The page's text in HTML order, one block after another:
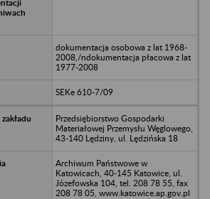
dokumentacja osobowa z lat 1968-
2008,/ndokumentacja płacowa z lat
1977-2008
SEKe 610-7/09
Przedsiębiorstwo Gospodarki
Materiałowej Przemysłu Węglowego,
43-140 Lędziny, ul. Lędzińska 18
Archiwum Państwowe w
Katowicach, 40-145 Katowice, ul.
Józefowska 104, tel. 208 78 55, fax
208 78 05, www.katowice.ap.gov.pl